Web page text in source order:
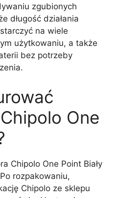
zgubionych
długość działania
na wiele
użytkowaniu, a także
bez potrzeby
One
Chipolo One Point Biały
rozpakowaniu,
Chipolo ze sklepu